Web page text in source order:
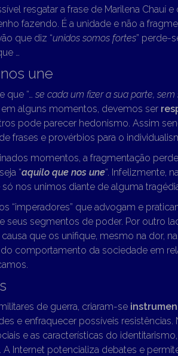
resgatar a frase de Marilena Chauí
fazendo. É a unidade e não a
que diz “unidos somos fortes” perde-
…
une
que “… se cada um fizer a sua parte,
em alguns momentos, devemos ser
pode parecer hedonismo. Assim
frases e provérbios para o
momentos, a fragmentação
“aquilo que nos une“. Infelizmente,
nos unimos diante de alguma
“imperadores” que advogam e
seus segmentos de poder. Por outro
que os unifique, mesmo na dor,
do comportamento da sociedade em
de guerra, criaram-se
e enfraquecer possíveis
e as características do
Internet potencializa debates e